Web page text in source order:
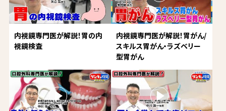
内視鏡専門医が解説！胃の内
視鏡検査
内視鏡専門医が解説！胃がん/
スキルス胃がん・ラズベリー
型胃がん